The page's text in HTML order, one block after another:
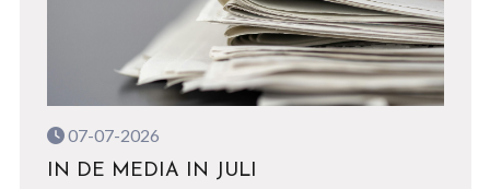
07-07-2026
IN DE MEDIA IN JULI